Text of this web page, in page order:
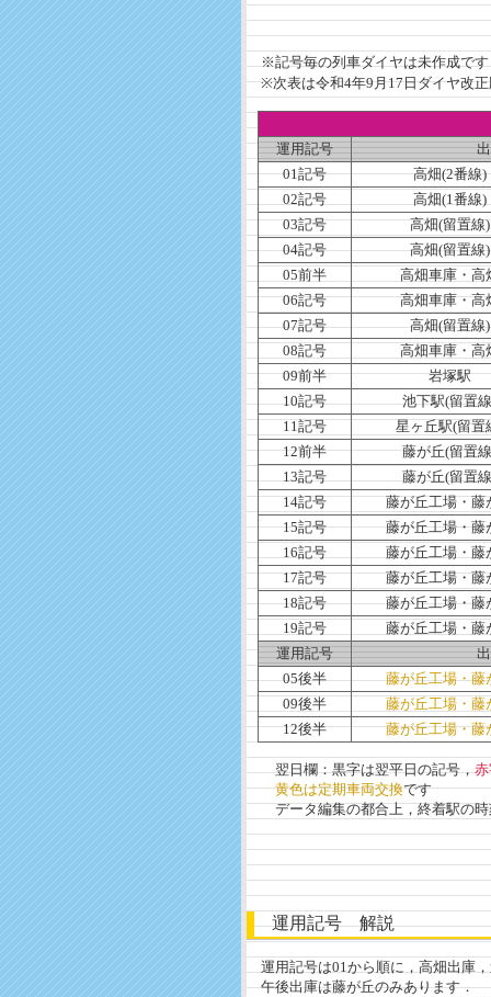
※記号毎の列車ダイヤは未作成です
※次表は令和4年9月17日ダイヤ改正
運用記号
01記号
高畑(2番線)
02記号
高畑(1番線)
03記号
高畑(留置線)
04記号
高畑(留置線)
05前半
高畑車庫・高
06記号
高畑車庫・高
07記号
高畑(留置線)
08記号
高畑車庫・高
09前半
岩塚駅
10記号
池下駅(留置
11記号
星ヶ丘駅(留置
12前半
藤が丘(留置
13記号
藤が丘(留置
14記号
藤が丘工場・藤
15記号
藤が丘工場・藤
16記号
藤が丘工場・藤
17記号
藤が丘工場・藤
18記号
藤が丘工場・藤
19記号
藤が丘工場・藤
運用記号
05後半
藤が丘工場・藤
09後半
藤が丘工場・藤
12後半
藤が丘工場・藤
翌日欄：黒字は翌平日の記号，
黄色は定期車両交換です
データ編集の都合上，終着駅の時
運用記号 解説
運用記号は01から順に，高畑出庫
午後出庫は藤が丘のみあります．